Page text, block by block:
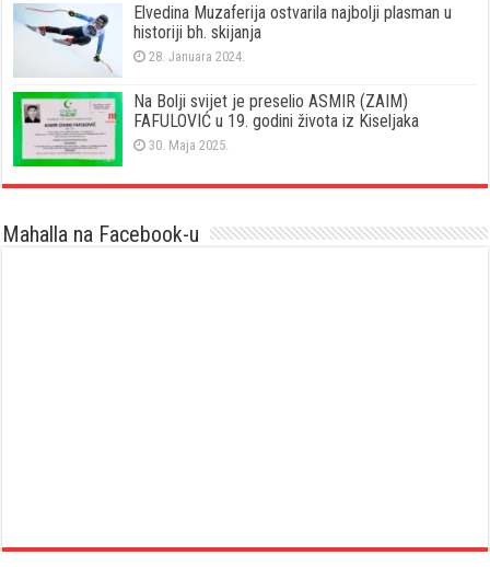
Elvedina Muzaferija ostvarila najbolji plasman u
historiji bh. skijanja
28. Januara 2024.
Na Bolji svijet je preselio ASMIR (ZAIM)
FAFULOVIĆ u 19. godini života iz Kiseljaka
30. Maja 2025.
Mahalla na Facebook-u